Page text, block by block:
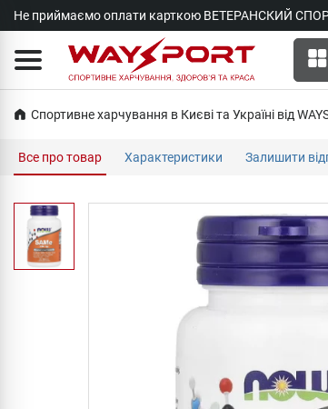
Не приймаємо оплати карткою ВЕТЕРАНСКИЙ
Спортивне харчування в Києві та Україні від
Все про товар Характеристики Залишити